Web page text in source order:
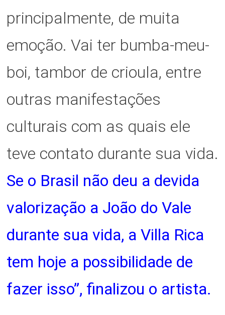
principalmente, de muita
emoção. Vai ter bumba-meu-
boi, tambor de crioula, entre
outras manifestações
culturais com as quais ele
teve contato durante sua vida.
Se o Brasil não deu a devida
valorização a João do Vale
durante sua vida, a Villa Rica
tem hoje a possibilidade de
fazer isso”, finalizou o artista.